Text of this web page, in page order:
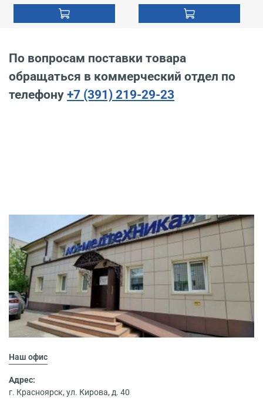
По вопросам поставки товара
обращаться в коммерческий отдел по
телефону +7 (391) 219-29-23
Наш офис
Адрес:
г. Красноярск, ул. Кирова, д. 40